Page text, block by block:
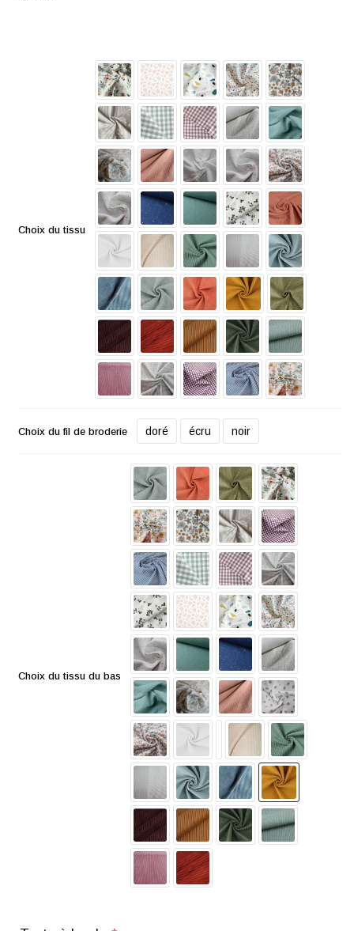
Choix du tissu
Choix du fil de broderie doré écru noir
Choix du tissu du bas